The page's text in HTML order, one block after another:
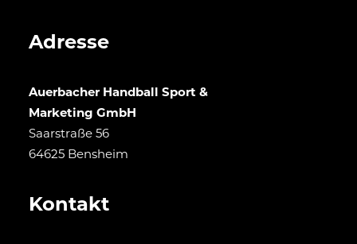
Adresse
Auerbacher Handball Sport &
Marketing GmbH
Saarstraße 56
64625 Bensheim
Kontakt